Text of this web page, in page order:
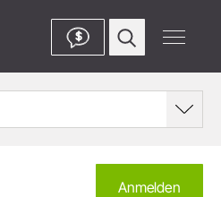
$
Anmelden